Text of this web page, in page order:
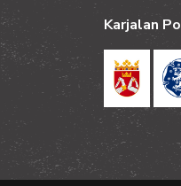
Karjalan